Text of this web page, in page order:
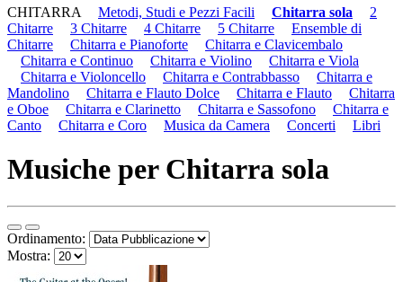
CHITARRA
Metodi, Studi e Pezzi Facili Chitarra sola
2
Chitarre
3 Chitarre 4 Chitarre 5 Chitarre
Ensemble di
Chitarre
Chitarra e Pianoforte
Chitarra e Clavicembalo
Chitarra e Continuo
Chitarra e Violino
Chitarra e Viola
Chitarra e Violoncello
Chitarra e Contrabbasso
Chitarra e
Mandolino
Chitarra e Flauto Dolce Chitarra e Flauto
Chitarra
e Oboe
Chitarra e Clarinetto Chitarra e Sassofono
Chitarra e
Canto
Chitarra e Coro Musica da Camera Concerti Libri
Musiche per Chitarra sola
Ordinamento:
Mostra: